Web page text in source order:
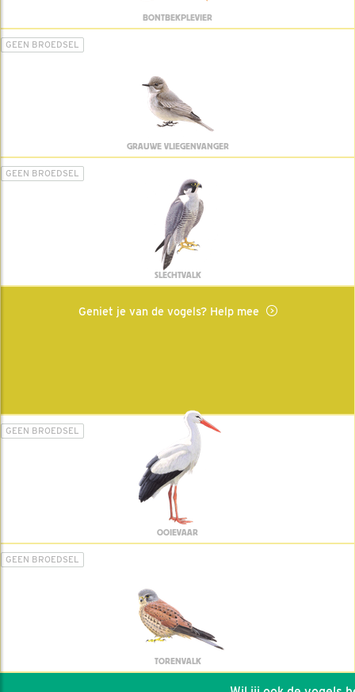
BONTBEKPLEVIER
GEEN BROEDSEL
GRAUWE VLIEGENVANGER
GEEN BROEDSEL
SLECHTVALK
Geniet je van de vogels? Help mee
GEEN BROEDSEL
OOIEVAAR
GEEN BROEDSEL
TORENVALK